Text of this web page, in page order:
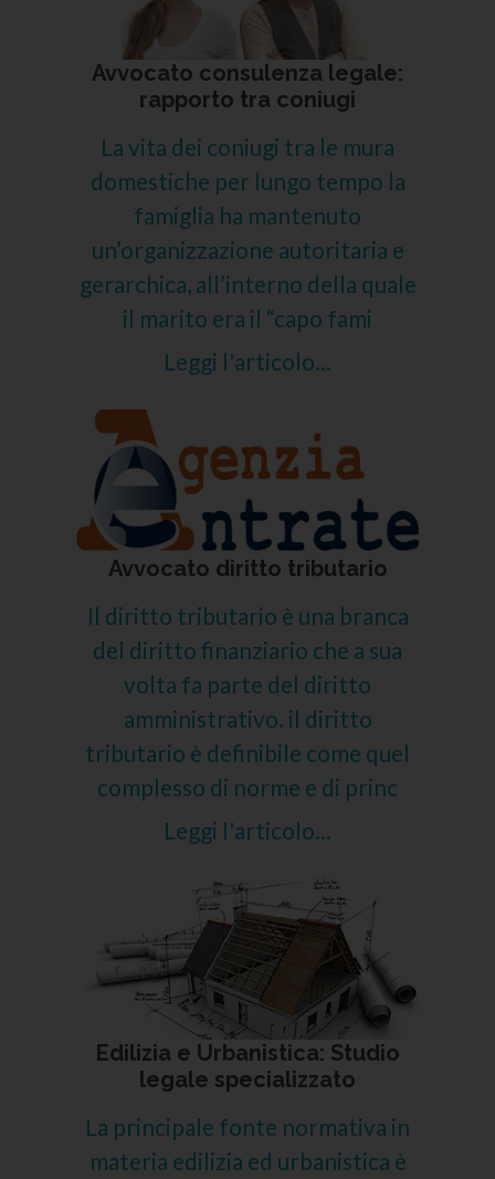
Avvocato consulenza legale:
rapporto tra coniugi
La vita dei coniugi tra le mura
domestiche per lungo tempo la
famiglia ha mantenuto
un’organizzazione autoritaria e
gerarchica, all’interno della quale
il marito era il “capo fami
Leggi l'articolo...
Avvocato diritto tributario
Il diritto tributario è una branca
del diritto finanziario che a sua
volta fa parte del diritto
amministrativo. il diritto
tributario è definibile come quel
complesso di norme e di princ
Leggi l'articolo...
Edilizia e Urbanistica: Studio
legale specializzato
La principale fonte normativa in
materia edilizia ed urbanistica è